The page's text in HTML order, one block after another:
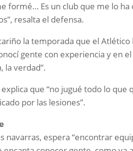
formé… Es un club que me lo
resalta el defensa.
la temporada que el Atlético
gente con experiencia y en
la verdad”.
que “no jugué todo lo
por las lesiones”.
espera “encontrar